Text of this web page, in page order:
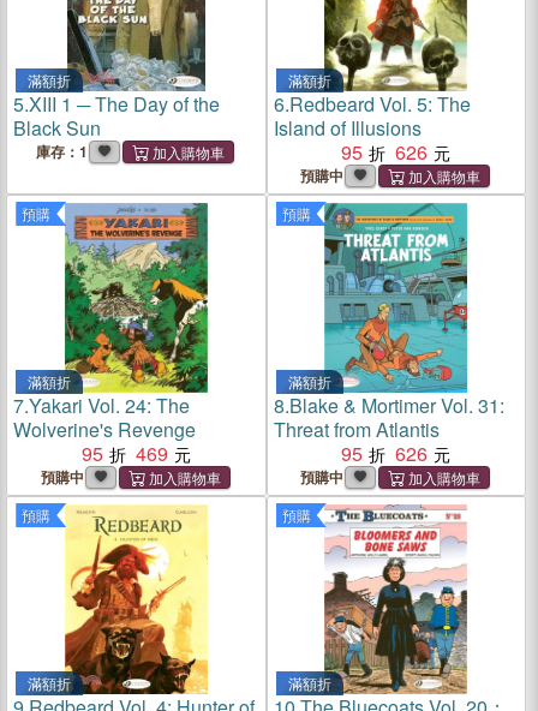
滿額折
5.XIII 1 ─ The Day of the
Black Sun
庫存：1
滿額折
6.Redbeard Vol. 5: The
Island of Illusions
95
626
預購中
預購
滿額折
7.Yakari Vol. 24: The
Wolverine's Revenge
95
469
預購中
預購
滿額折
8.Blake & Mortimer Vol. 31:
Threat from Atlantis
95
626
預購中
預購
滿額折
預購
滿額折